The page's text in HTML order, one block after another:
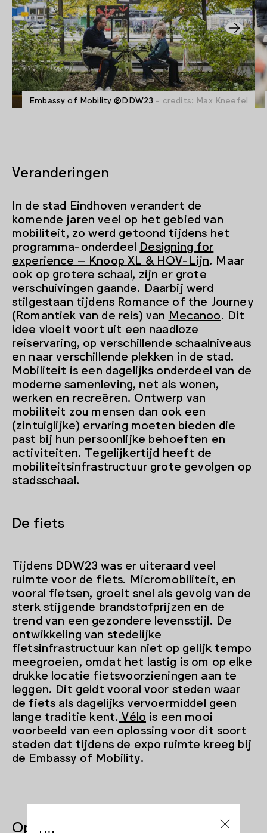
Embassy of Mobility @DDW23 - credits: Max Kneefel
Veranderingen
In de stad Eindhoven verandert de
komende jaren veel op het gebied van
mobiliteit, zo werd getoond tijdens het
programma-onderdeel Designing for
experience – Knoop XL & HOV-Lijn. Maar
ook op grotere schaal, zijn er grote
verschuivingen gaande. Daarbij werd
stilgestaan tijdens Romance of the Journey
(Romantiek van de reis) van Mecanoo. Dit
idee vloeit voort uit een naadloze
reiservaring, op verschillende schaalniveaus
en naar verschillende plekken in de stad.
Mobiliteit is een dagelijks onderdeel van de
moderne samenleving, net als wonen,
werken en recreëren. Ontwerp van
mobiliteit zou mensen dan ook een
(zintuiglijke) ervaring moeten bieden die
past bij hun persoonlijke behoeften en
activiteiten. Tegelijkertijd heeft de
mobiliteitsinfrastructuur grote gevolgen op
stadsschaal.
De fiets
Tijdens DDW23 was er uiteraard veel
ruimte voor de fiets. Micromobiliteit, en
vooral fietsen, groeit snel als gevolg van de
sterk stijgende brandstofprijzen en de
trend van een gezondere levensstijl. De
ontwikkeling van stedelijke
fietsinfrastructuur kan niet op gelijk tempo
meegroeien, omdat het lastig is om op elke
drukke locatie fietsvoorzieningen aan te
leggen. Dit geldt vooral voor steden waar
de fiets als dagelijks vervoermiddel geen
lange traditie kent. Vélo is een mooi
voorbeeld van een oplossing voor dit soort
steden dat tijdens de expo ruimte kreeg bij
de Embassy of Mobility.
Oplossingen in de stad